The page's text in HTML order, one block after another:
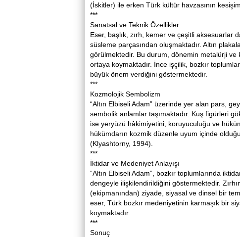
(İskitler) ile erken Türk kültür havzasının
***
Sanatsal ve Teknik Özellikler
Eser, başlık, zırh, kemer ve çeşitli aksesuarlar
süsleme parçasından oluşmaktadır. Altın
görülmektedir. Bu durum, dönemin metalürji
ortaya koymaktadır. İnce işçilik, bozkır
büyük önem verdiğini göstermektedir.
***
Kozmolojik Sembolizm
“Altın Elbiseli Adam” üzerinde yer alan pars,
sembolik anlamlar taşımaktadır. Kuş figürleri
ise yeryüzü hâkimiyetini, koruyuculuğu ve
hükümdarın kozmik düzenle uyum içinde
(Klyashtorny, 1994).
***
İktidar ve Medeniyet Anlayışı
“Altın Elbiseli Adam”, bozkır toplumlarında
dengeyle ilişkilendirildiğini göstermektedir.
(ekipmanından) ziyade, siyasal ve dinsel bir
eser, Türk bozkır medeniyetinin karmaşık bir
koymaktadır.
***
Sonuç